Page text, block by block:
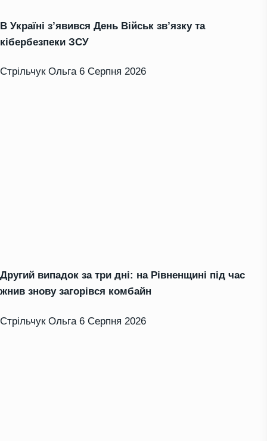
В Україні з’явився День Військ зв’язку та
кібербезпеки ЗСУ
Стрільчук Ольга 6 Серпня 2026
Другий випадок за три дні: на Рівненщині під час
жнив знову загорівся комбайн
Стрільчук Ольга 6 Серпня 2026